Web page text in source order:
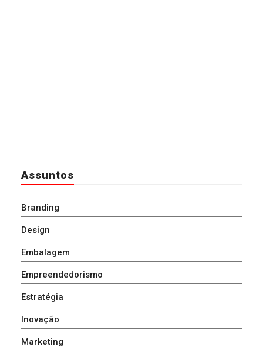
Assuntos
Branding
Design
Embalagem
Empreendedorismo
Estratégia
Inovação
Marketing